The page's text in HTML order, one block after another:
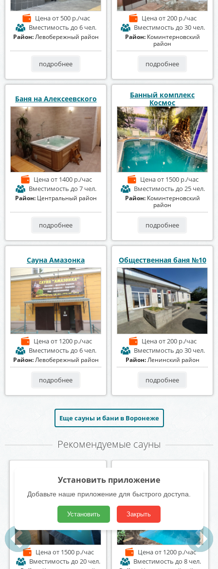
Ценаот 500 р./час
Вместимость до 6 чел.
Район:Левобережный район
подробнее
Ценаот 200 р./час
Вместимость до 30 чел.
Район: Коминтерновский
район
подробнее
Баня на Алексеевского
Ценаот 1400 р./час
Вместимость до 7 чел.
Район: Центральный район
подробнее
Банный комплекс
Космос
Ценаот 1500 р./час
Вместимость до 25 чел.
Район: Коминтерновский
район
подробнее
Сауна Амазонка
Ценаот 1200 р./час
Вместимость до 6 чел.
Район:Левобережный район
подробнее
Общественная баня №10
Ценаот 200 р./час
Вместимость до 30 чел.
Район:Ленинский район
подробнее
Еще сауны и бани в Воронеже
Рекомендуемые сауны
Первомайский
Ценаот 1100 р./час
Вместимость до 15 чел.
Ценаот 1300 р./час
Вместимость до 12 чел.
Установить приложение
Добавьте наше приложение для быстрого доступа.
Установить Закрыть